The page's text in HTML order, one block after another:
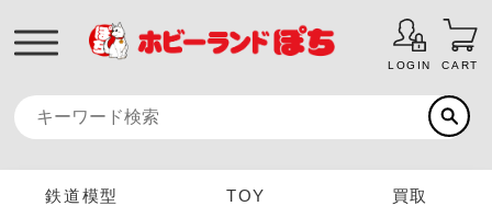
LOGIN CART
鉄道模型 TOY 買取